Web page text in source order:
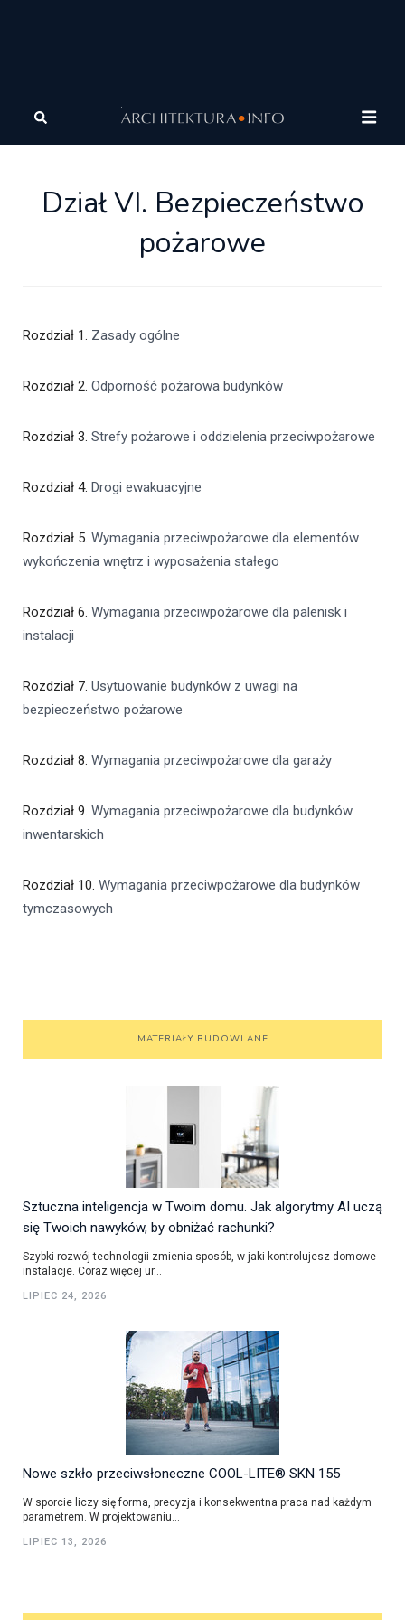
Prawo
Dział VI. Bezpieczeństwo pożarowe
Dział VI. Bezpieczeństwo
pożarowe
Rozdział 1. Zasady ogólne
Rozdział 2. Odporność pożarowa budynków
Rozdział 3. Strefy pożarowe i oddzielenia przeciwpożarowe
Rozdział 4. Drogi ewakuacyjne
Rozdział 5. Wymagania przeciwpożarowe dla elementów
wykończenia wnętrz i wyposażenia stałego
Rozdział 6. Wymagania przeciwpożarowe dla palenisk i
instalacji
Rozdział 7. Usytuowanie budynków z uwagi na
bezpieczeństwo pożarowe
Rozdział 8. Wymagania przeciwpożarowe dla garaży
Rozdział 9. Wymagania przeciwpożarowe dla budynków
inwentarskich
Rozdział 10. Wymagania przeciwpożarowe dla budynków
tymczasowych
MATERIAŁY BUDOWLANE
Sztuczna inteligencja w Twoim domu. Jak algorytmy AI uczą
się Twoich nawyków, by obniżać rachunki?
Szybki rozwój technologii zmienia sposób, w jaki kontrolujesz domowe
instalacje. Coraz więcej ur...
LIPIEC 24, 2026
Nowe szkło przeciwsłoneczne COOL-LITE® SKN 155
W sporcie liczy się forma, precyzja i konsekwentna praca nad każdym
parametrem. W projektowaniu...
LIPIEC 13, 2026